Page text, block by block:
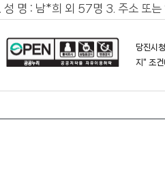
성 명 : 남*희 외 57명 3. 주소 또는
당진시청
지" 조